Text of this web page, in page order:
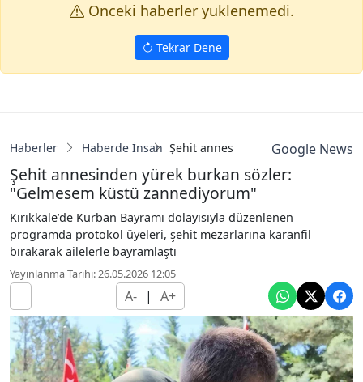
Onceki haberler yuklenemedi.
Tekrar Dene
Haberler Haberde İnsan Şehit annesinden yürek burkan
Google News
Şehit annesinden yürek burkan sözler:
"Gelmesem küstü zannediyorum"
Kırıkkale’de Kurban Bayramı dolayısıyla düzenlenen
programda protokol üyeleri, şehit mezarlarına karanfil
bırakarak ailelerle bayramlaştı
Yayınlanma Tarihi: 26.05.2026 12:05
A- | A+